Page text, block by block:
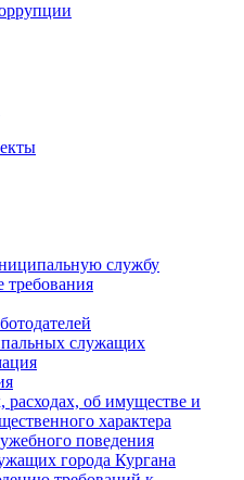
службу
служащих
расходах, об имуществе и
характера
поведения
города Кургана